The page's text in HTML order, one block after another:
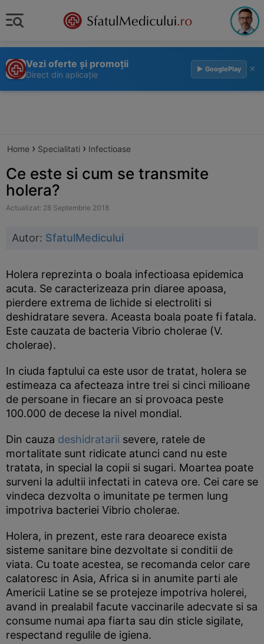
Vezi oferte și promoții
Direct din aplicație
▶ GooglePlay ×
Home › Specialitati › Infectioase
Ce este si cum se transmite
holera?
Actualizat: 28 Septembrie 2018
Autor: SfatulMedicului
Holera reprezinta o boala infectioasa epidemica
acuta. Se caracterizeaza prin diaree apoasa,
pierdere extrema de lichide si electroliti si
deshidratare severa. Aceasta boala poate fi fatala.
Este cauzata de bacteria Vibrio cholerae (V.
cholerae).
In ciuda faptului ca este usor de tratat, holera se
estimeaza ca afecteaza intre trei si cinci milioane
de persoane in fiecare an si provoaca peste
100.000 de decese la nivel mondial.
Din cauza deshidratarii severe, ratele de
mortalitate sunt ridicate atunci cand nu este
tratata, in special la copii si sugari. Moartea poate
surveni la adultii infectati in cateva ore. Cei care se
vindeca dezvolta o imunitate pe termen lung
impotriva bacteriei Vibrio cholerae.
Holera, in prezent, este rara deoarece exista
sisteme sanitare bine dezvoltate si conditii de
viata. Cu toate acestea, se recomanda celor care
calatoresc in Asia, Africa si in anumite parti ale
Americii Latine se se protejeze impotriva holerei,
avand in prealabil facute vaccinarile adecvate si sa
consume numai apa fiarta sau din sticle sigilate,
respectand regulile de igiena.